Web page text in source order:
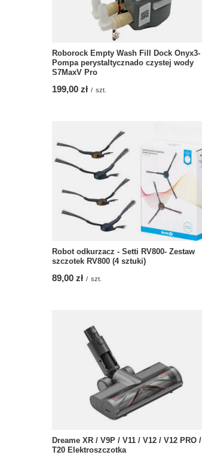
Roborock Empty Wash Fill Dock Onyx3-
Pompa perystaltycznado czystej wody
S7MaxV Pro
199,00 zł / szt.
Robot odkurzacz - Setti RV800- Zestaw
szczotek RV800 (4 sztuki)
89,00 zł / szt.
Dreame XR / V9P / V11 / V12 / V12 PRO /
T20 Elektroszczotka